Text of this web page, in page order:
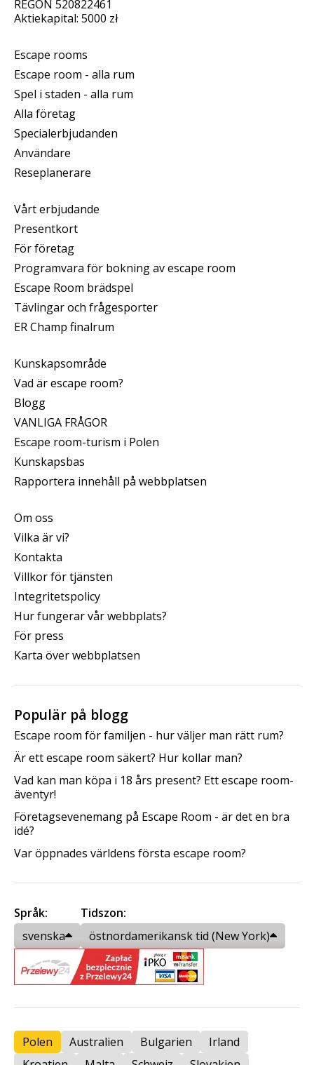
REGON 520822461
Aktiekapital: 5000 zł
Escape rooms
Escape room - alla rum
Spel i staden - alla rum
Alla företag
Specialerbjudanden
Användare
Reseplanerare
Vårt erbjudande
Presentkort
För företag
Programvara för bokning av escape room
Escape Room brädspel
Tävlingar och frågesporter
ER Champ finalrum
Kunskapsområde
Vad är escape room?
Blogg
VANLIGA FRÅGOR
Escape room-turism i Polen
Kunskapsbas
Rapportera innehåll på webbplatsen
Om oss
Vilka är vi?
Kontakta
Villkor för tjänsten
Integritetspolicy
Hur fungerar vår webbplats?
För press
Karta över webbplatsen
Populär på blogg
Escape room för familjen - hur väljer man rätt rum?
Är ett escape room säkert? Hur kollar man?
Vad kan man köpa i 18 års present? Ett escape room-
äventyr!
Företagsevenemang på Escape Room - är det en bra
idé?
Var öppnades världens första escape room?
Språk:
svenska
Tidszon:
östnordamerikansk tid (New York)
Polen Australien Bulgarien
Irland